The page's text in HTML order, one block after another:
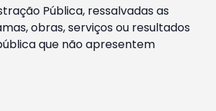
Pública, ressalvadas as
obras, serviços ou resultados
que não apresentem